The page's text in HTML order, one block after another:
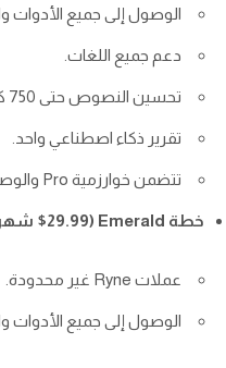
الوصول إلى جميع الأدوات
دعم جميع اللغات.
تحسين النصوص حتى 750 كلمة لكل طلب.
تقرير ذكاء اصطناعي واحد.
تتضمن خوارزمية Pro والوصول إلى API.
خطة Emerald ($29.99 شهريًا):
عملات Ryne غير محدودة.
الوصول إلى جميع الأدوات